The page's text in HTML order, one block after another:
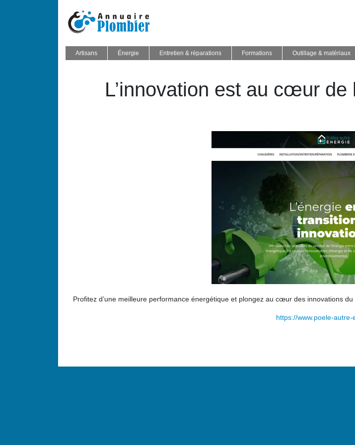
Artisans Énergie Entretien & réparations Formations Outillage & matériaux
L’innovation est au cœur
Profitez d’une meilleure performance énergétique et plongez au cœur des innovations
https://www.poele-autre-